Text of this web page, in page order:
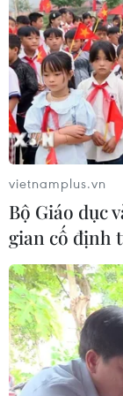
đường Vành
Voi Phục
06/08/2026 09:07
Đồng Nai yêu
dự án kết nối
Thành
06/08/2026 09:05
Cầu
tông của xe tải
chết
06/08/2026 09:00
Dự án mở
vietnamplus.vn
Bộ Giáo dục
gian cố định